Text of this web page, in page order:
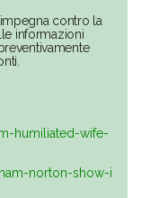
contro la
informazioni
humiliated-wife-
norton-show-i